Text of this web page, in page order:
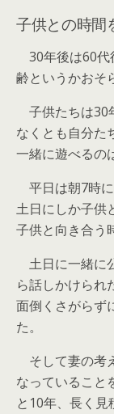
子供との時間
30年後は60代
齢というかおそ
子供たちは30
なくとも自分た
一緒に遊べるの
平日は朝7時に
土日にしか子供
子供と向き合う
土日に一緒に
ら話しかけられ
面倒くさがらず
た。
そして妻の考
なっていること
と10年、長く見